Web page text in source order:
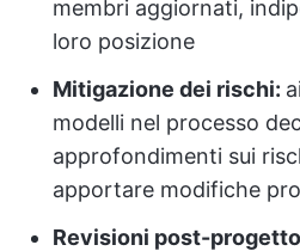
membri aggiornati,
loro posizione
Mitigazione dei rischi:
modelli nel processo
approfondimenti sui
apportare modifiche
Revisioni post-